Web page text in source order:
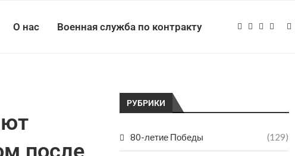
О нас Военная служба по контракту
РУБРИКИ
80-летие Победы (129)